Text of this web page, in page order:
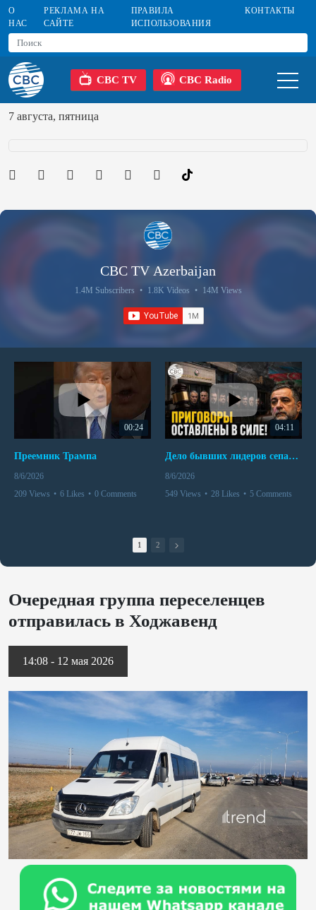
О
НАС
РЕКЛАМА НА
САЙТЕ
ПРАВИЛА
ИСПОЛЬЗОВАНИЯ
КОНТАКТЫ
CBC TV CBC Radio
7 августа, пятница
CBC TV Azerbaijan
1.4M Subscribers • 1.8K Videos • 14M Views
00:24
Преемник Трампа
8/6/2026
209 Views • 6 Likes • 0 Comments
04:11
Дело бывших лидеров сепаратистского режима в Карабахе
8/6/2026
549 Views • 28 Likes • 5 Comments
1 2
Очередная группа переселенцев
отправилась в Ходжавенд
14:08 - 12 мая 2026